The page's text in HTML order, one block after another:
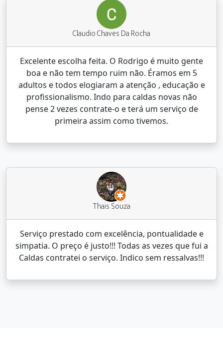
Claudio Chaves Da Rocha
Excelente escolha feita. O Rodrigo é muito gente
boa e não tem tempo ruim não. Éramos em 5
adultos e todos elogiaram a atenção , educação e
profissionalismo. Indo para caldas novas não
pense 2 vezes contrate-o e terá um serviço de
primeira assim como tivemos.
Thais Souza
Serviço prestado com excelência, pontualidade e
simpatia. O preço é justo!!! Todas as vezes que fui a
Caldas contratei o serviço. Indico sem ressalvas!!!